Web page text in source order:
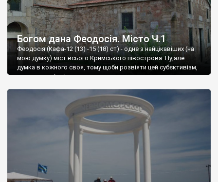
Богом дана Феодосія. Місто Ч.1
Феодосія (Кафа-12 (13) -15 (18) ст) - одне з найцікавіших (на
мою думку) міст всього Кримського півострова .Ну,але
думка в кожного своя, тому щоби розвіяти цей субєктивізм,
запрошую відвідати це